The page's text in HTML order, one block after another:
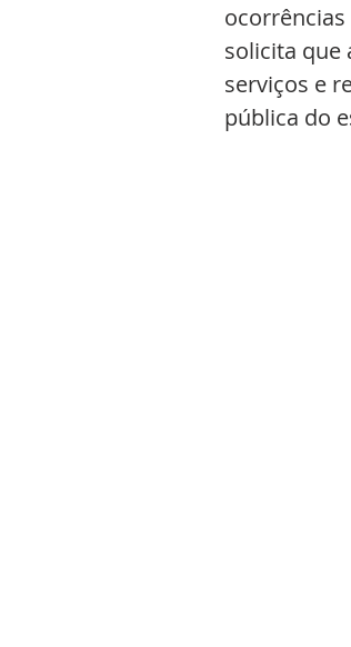
solicita que
serviços e
pública do